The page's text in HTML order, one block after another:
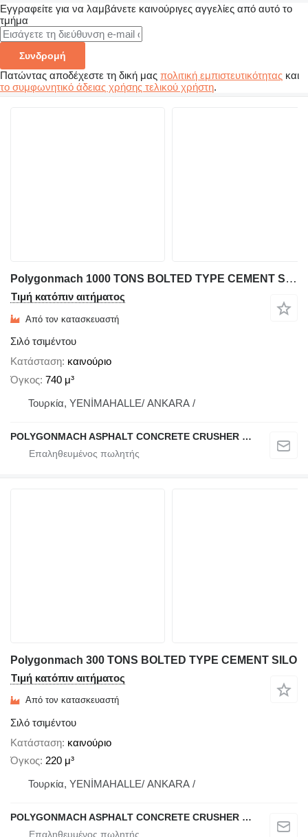
Εγγραφείτε για να λαμβάνετε καινούριγες αγγελίες από αυτό το
τμήμα
Συνδρομή
Πατώντας αποδέχεστε τη δική μας πολιτική εμπιστευτικότητας και
το συμφωνητικό άδειας χρήσης τελικού χρήστη.
Polygonmach 1000 TONS BOLTED TYPE CEMENT SILO
Τιμή κατόπιν αιτήματος
Από τον κατασκευαστή
Σιλό τσιμέντου
Κατάσταση καινούριο
Όγκος 740 μ³
Τουρκία, YENİMAHALLE/ ANKARA /
POLYGONMACH ASPHALT CONCRETE CRUSHER SYSTEMS
Polygonmach 300 TONS BOLTED TYPE CEMENT SILO
Τιμή κατόπιν αιτήματος
Από τον κατασκευαστή
Σιλό τσιμέντου
Κατάσταση καινούριο
Όγκος 220 μ³
Τουρκία, YENİMAHALLE/ ANKARA /
POLYGONMACH ASPHALT CONCRETE CRUSHER SYSTEMS